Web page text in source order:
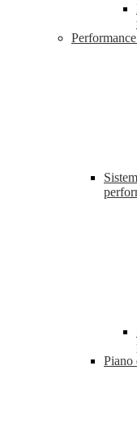
Performance
Piano